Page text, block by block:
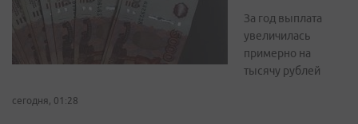
За год выплата
увеличилась
примерно на
тысячу рублей
сегодня, 01:28